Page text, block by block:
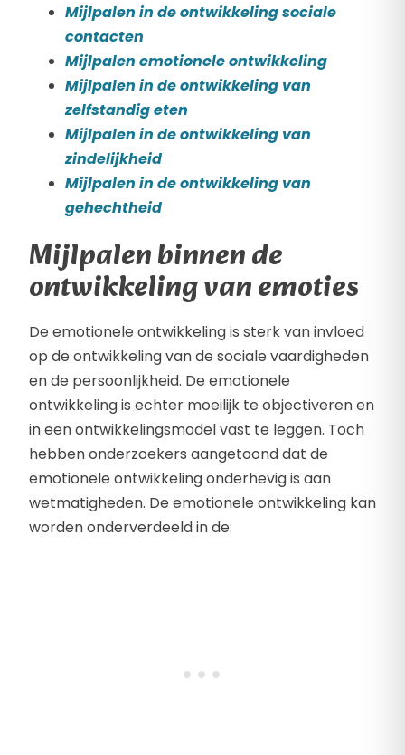
Mijlpalen in de ontwikkeling sociale
contacten
Mijlpalen emotionele ontwikkeling
Mijlpalen in de ontwikkeling van
zelfstandig eten
Mijlpalen in de ontwikkeling van
zindelijkheid
Mijlpalen in de ontwikkeling van
gehechtheid
Mijlpalen binnen de
ontwikkeling van emoties
De emotionele ontwikkeling is sterk van invloed
op de ontwikkeling van de sociale vaardigheden
en de persoonlijkheid. De emotionele
ontwikkeling is echter moeilijk te objectiveren en
in een ontwikkelingsmodel vast te leggen. Toch
hebben onderzoekers aangetoond dat de
emotionele ontwikkeling onderhevig is aan
wetmatigheden. De emotionele ontwikkeling kan
worden onderverdeeld in de: